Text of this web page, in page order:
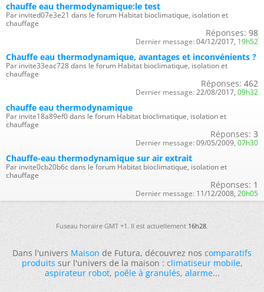
chauffe eau thermodynamique:le test
Par invited07e3e21 dans le forum Habitat bioclimatique, isolation et
chauffage
Réponses: 98
Dernier message: 04/12/2017, 19h52
Chauffe eau thermodynamique, avantages et inconvénients ?
Par invite33eac728 dans le forum Habitat bioclimatique, isolation et
chauffage
Réponses: 462
Dernier message: 22/08/2017, 09h32
chauffe eau thermodynamique
Par invite18a89ef0 dans le forum Habitat bioclimatique, isolation et
chauffage
Réponses: 3
Dernier message: 09/05/2009, 07h30
Chauffe-eau thermodynamique sur air extrait
Par invite0cb20b6c dans le forum Habitat bioclimatique, isolation et
chauffage
Réponses: 1
Dernier message: 11/12/2008, 20h05
Fuseau horaire GMT +1. Il est actuellement16h28.
Dans l'universMaisonde Futura, découvrez noscomparatifs
produitssur l'univers de la maison :climatiseur mobile,
aspirateur robot,poêle à granulés,alarme...